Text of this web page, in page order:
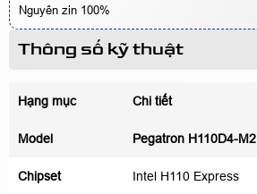
Nguyên zin 100%
Thông số kỹ thuật
Hạng mục Chi tiết
Model Pegatron H110D4-M2
Chipset Intel H110 Express